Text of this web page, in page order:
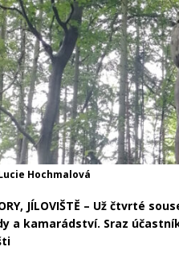
Hochmalová
JÍLOVIŠTĚ – Už čtvrté
a kamarádství. Sraz